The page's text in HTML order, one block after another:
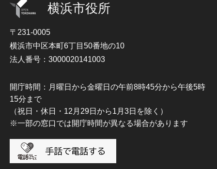
横浜市役所
〒231-0005
横浜市中区本町6丁目50番地の10
法人番号：3000020141003
開庁時間：月曜日から金曜日の午前8時45分から午後5時
15分まで
（祝日・休日・12月29日から1月3日を除く）
※一部の窓口では開庁時間が異なる場合があります